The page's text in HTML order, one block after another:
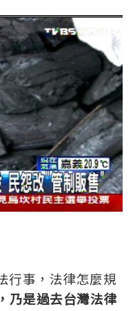
行事，法律怎麼規
乃是過去台灣法律